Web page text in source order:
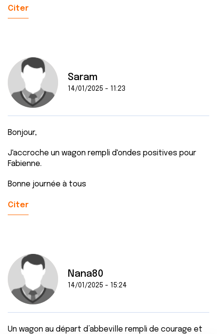
Citer
Saram
14/01/2025 - 11:23
Bonjour,
J'accroche un wagon rempli d'ondes positives pour
Fabienne.
Bonne journée à tous
Citer
Nana80
14/01/2025 - 15:24
Un wagon au départ d’abbeville rempli de courage et